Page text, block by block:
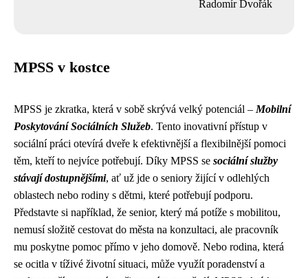
Radomír Dvořák
MPSS v kostce
MPSS je zkratka, která v sobě skrývá velký potenciál – Mobilní
Poskytování Sociálních Služeb. Tento inovativní přístup v
sociální práci otevírá dveře k efektivnější a flexibilnější pomoci
těm, kteří to nejvíce potřebují. Díky MPSS se sociální služby
stávají dostupnějšími, ať už jde o seniory žijící v odlehlých
oblastech nebo rodiny s dětmi, které potřebují podporu.
Představte si například, že senior, který má potíže s mobilitou,
nemusí složitě cestovat do města na konzultaci, ale pracovník
mu poskytne pomoc přímo v jeho domově. Nebo rodina, která
se ocitla v tíživé životní situaci, může využít poradenství a